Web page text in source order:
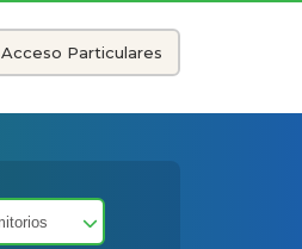
Acceso Particulares